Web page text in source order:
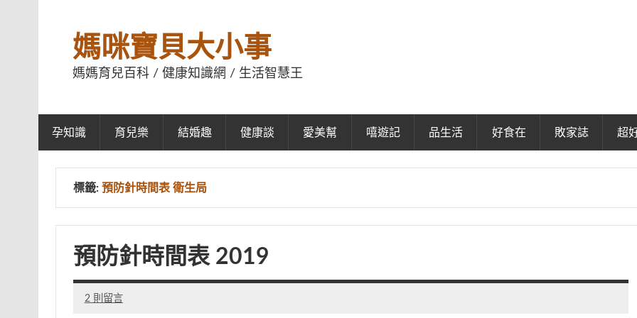
媽咪寶貝大小事
媽媽育兒百科 / 健康知識網 / 生活智慧王
孕知識 育兒樂 結婚趣 健康談 愛美幫 嘻遊記 品生活 好食在 敗家誌 超
標籤: 預防針時間表 衛生局
預防針時間表 2019
2 則留言